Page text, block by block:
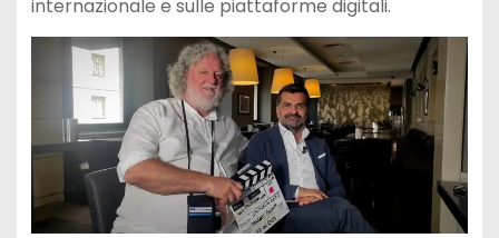
internazionale e sulle piattaforme digitali.